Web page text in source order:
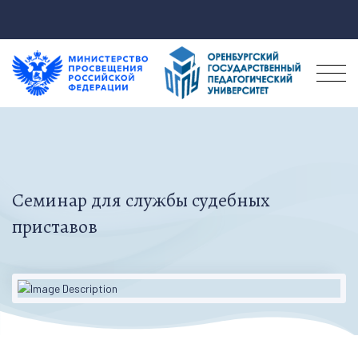
Семинар для службы судебных
приставов